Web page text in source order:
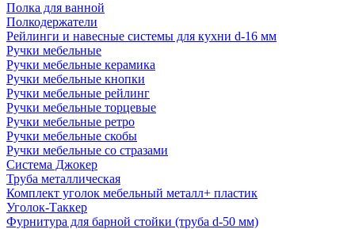
Полка для ванной
Полкодержатели
Рейлинги и навесные системы для кухни d-16 мм
Ручки мебельные
Ручки мебельные керамика
Ручки мебельные кнопки
Ручки мебельные рейлинг
Ручки мебельные торцевые
Ручки мебельные ретро
Ручки мебельные скобы
Ручки мебельные со стразами
Система Джокер
Труба металлическая
Комплект уголок мебельный металл+ пластик
Уголок-Таккер
Фурнитура для барной стойки (труба d-50 мм)